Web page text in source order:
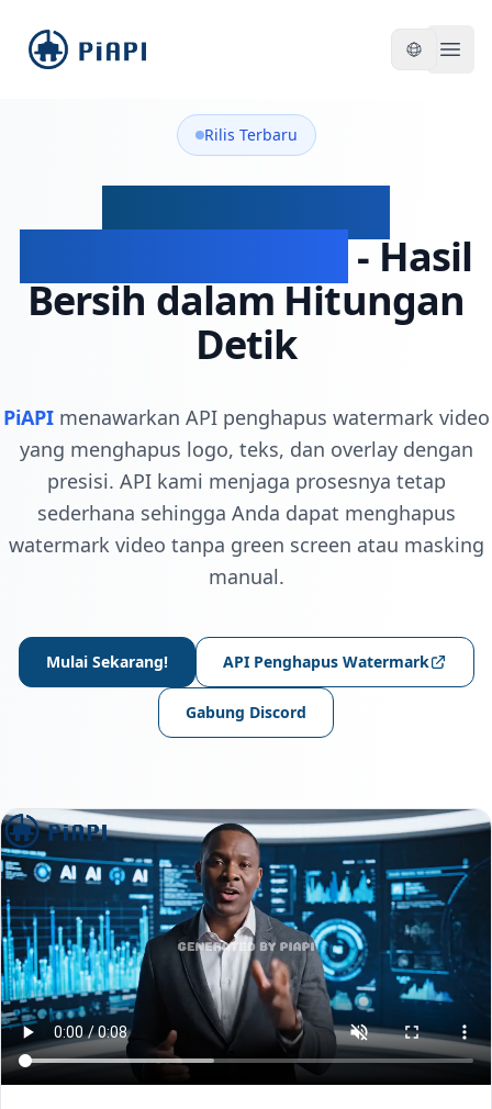
piapi
Rilis Terbaru
Watermark Video- Hasil
Bersih dalam Hitungan
Detik
PiAPImenawarkan API penghapus watermark video
yang menghapus logo, teks, dan overlay dengan
presisi. API kami menjaga prosesnya tetap
sederhana sehingga Anda dapat menghapus
watermark video tanpa green screen atau masking
manual.
Mulai Sekarang! API Penghapus Watermark
Gabung Discord